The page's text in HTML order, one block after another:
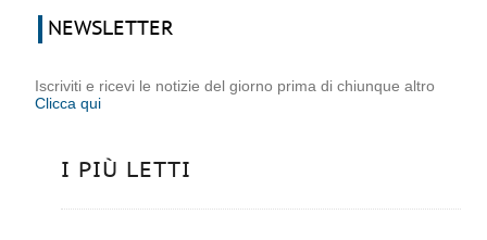
NEWSLETTER
Iscriviti e ricevi le notizie del giorno prima di chiunque altro
Clicca qui
I PIÙ LETTI